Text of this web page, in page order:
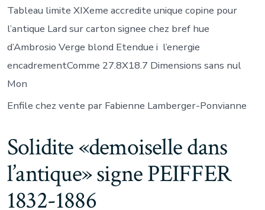
Tableau limite XIXeme accredite unique copine pour
l’antique Lard sur carton signee chez bref hue
d’Ambrosio Verge blond Etendue i l’energie
encadrementComme 27.8X18.7 Dimensions sans nul
Mon
Enfile chez vente par Fabienne Lamberger-Ponvianne
Solidite «demoiselle dans
l’antique» signe PEIFFER
1832-1886